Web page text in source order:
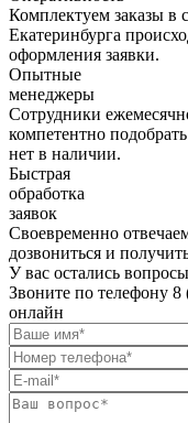
Комплектуем заказы в
Екатеринбурга
оформления заявки.
Опытные
менеджеры
Сотрудники
компетентно
нет в наличии.
Быстрая
обработка
заявок
Своевременно
дозвониться и
У вас остались
Звоните по телефону 8
онлайн